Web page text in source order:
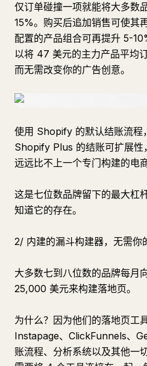
仅订单碰撞一项就能将大多数
15%。购买后追加销售可使其
配置的产品组合可再提升 5-
以将 47 美元的主力产品平均
而无需改变你的广告创意。
使用 Shopify 的默认结账流程
Shopify Plus 的结账可扩展性
远远比不上一个专门构建的电
这是七位数品牌留下的最大杠
知道它的存在。
2/ 内建的漏斗构建器，无需你
大多数七到八位数的品牌每月
25,000 美元来构建落地页。
为什么？因为他们的落地页工
Instapage、ClickFunnels、
账流程、分析系统以及其他一